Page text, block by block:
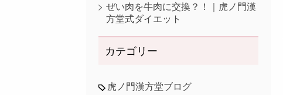
ぜい肉を牛肉に交換？！｜虎ノ門漢
方堂式ダイエット
カテゴリー
虎ノ門漢方堂ブログ